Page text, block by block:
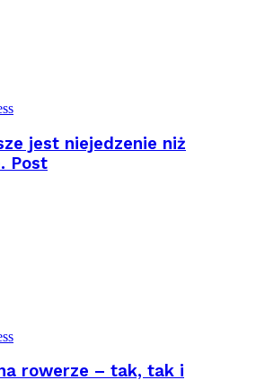
jest niejedzenie niż
Post
rowerze – tak, tak i